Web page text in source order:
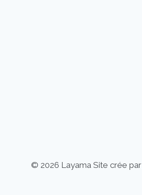
© 2026 Layama Site crée par